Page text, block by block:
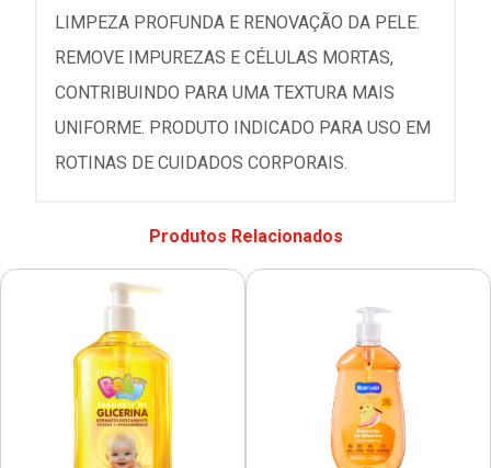
LIMPEZA PROFUNDA E RENOVAÇÃO DA PELE.
REMOVE IMPUREZAS E CÉLULAS MORTAS,
CONTRIBUINDO PARA UMA TEXTURA MAIS
UNIFORME. PRODUTO INDICADO PARA USO EM
ROTINAS DE CUIDADOS CORPORAIS.
Produtos Relacionados